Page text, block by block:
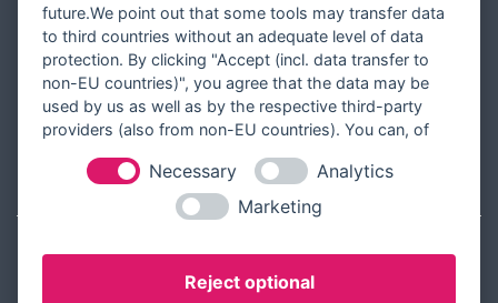
Über Tausendschön Karten
Blog
Ratgeber
Unsere Partner
Kontakt aufnehmen
Allgemeine Geschäftsbedingungen
future.We point out that some tools may transfer data
to third countries without an adequate level of data
protection. By clicking "Accept (incl. data transfer to
non-EU countries)", you agree that the data may be
used by us as well as by the respective third-party
providers (also from non-EU countries). You can, of
Necessary
Analytics
Marketing
Reject optional